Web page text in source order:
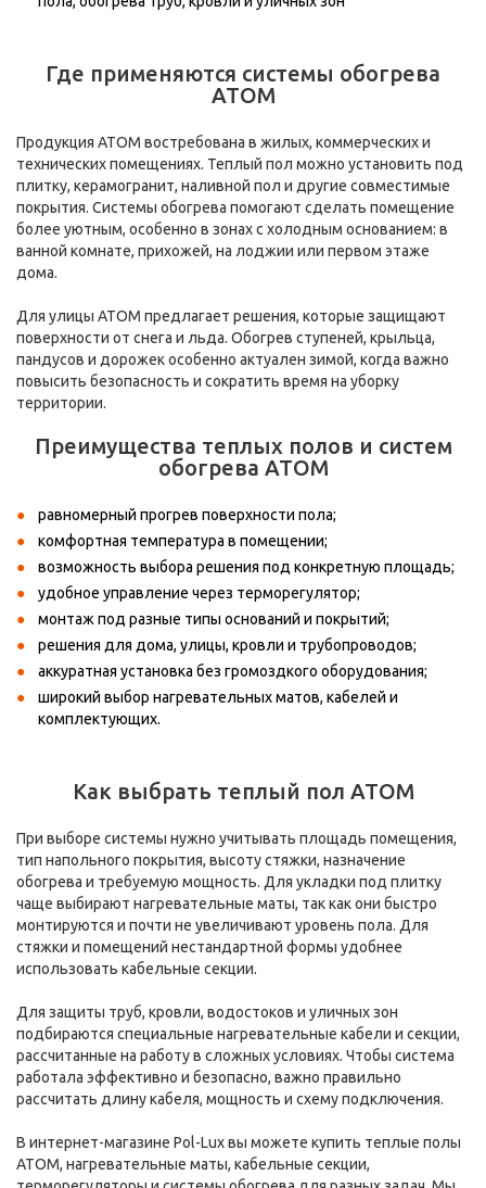
Где применяются системы обогрева
АТОМ
Продукция АТОМ востребована в жилых, коммерческих и
технических помещениях. Теплый пол можно установить под
плитку, керамогранит, наливной пол и другие совместимые
покрытия. Системы обогрева помогают сделать помещение
более уютным, особенно в зонах с холодным основанием: в
ванной комнате, прихожей, на лоджии или первом этаже
дома.
Для улицы АТОМ предлагает решения, которые защищают
поверхности от снега и льда. Обогрев ступеней, крыльца,
пандусов и дорожек особенно актуален зимой, когда важно
повысить безопасность и сократить время на уборку
территории.
Преимущества теплых полов и систем
обогрева АТОМ
равномерный прогрев поверхности пола;
комфортная температура в помещении;
возможность выбора решения под конкретную площадь;
удобное управление через терморегулятор;
монтаж под разные типы оснований и покрытий;
решения для дома, улицы, кровли и трубопроводов;
аккуратная установка без громоздкого оборудования;
широкий выбор нагревательных матов, кабелей и
комплектующих.
Как выбрать теплый пол АТОМ
При выборе системы нужно учитывать площадь помещения,
тип напольного покрытия, высоту стяжки, назначение
обогрева и требуемую мощность. Для укладки под плитку
чаще выбирают нагревательные маты, так как они быстро
монтируются и почти не увеличивают уровень пола. Для
стяжки и помещений нестандартной формы удобнее
использовать кабельные секции.
Для защиты труб, кровли, водостоков и уличных зон
подбираются специальные нагревательные кабели и секции,
рассчитанные на работу в сложных условиях. Чтобы система
работала эффективно и безопасно, важно правильно
рассчитать длину кабеля, мощность и схему подключения.
В интернет-магазине Pol-Lux вы можете купить теплые полы
АТОМ, нагревательные маты, кабельные секции,